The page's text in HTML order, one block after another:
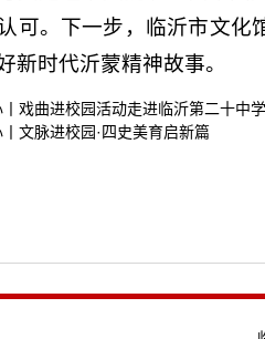
可。下一步，临沂市文
新时代沂蒙精神故事。
戏曲进校园活动走进临沂第二十中学
文脉进校园·四史美育启新篇